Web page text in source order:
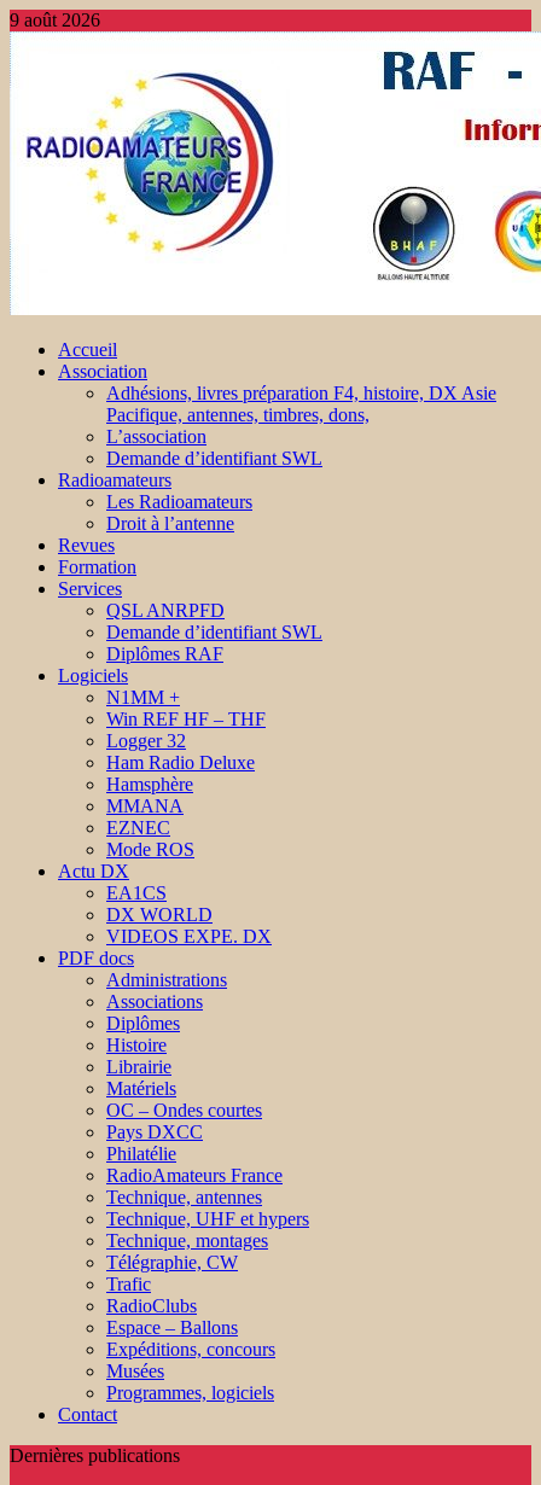
9 août 2026
Accueil
Association
Adhésions, livres préparation F4, histoire, DX Asie
Pacifique, antennes, timbres, dons,
L’association
Demande d’identifiant SWL
Radioamateurs
Les Radioamateurs
Droit à l’antenne
Revues
Formation
Services
QSL ANRPFD
Demande d’identifiant SWL
Diplômes RAF
Logiciels
N1MM +
Win REF HF – THF
Logger 32
Ham Radio Deluxe
Hamsphère
MMANA
EZNEC
Mode ROS
Actu DX
EA1CS
DX WORLD
VIDEOS EXPE. DX
PDF docs
Administrations
Associations
Diplômes
Histoire
Librairie
Matériels
OC – Ondes courtes
Pays DXCC
Philatélie
RadioAmateurs France
Technique, antennes
Technique, UHF et hypers
Technique, montages
Télégraphie, CW
Trafic
RadioClubs
Espace – Ballons
Expéditions, concours
Musées
Programmes, logiciels
Contact
Dernières publications